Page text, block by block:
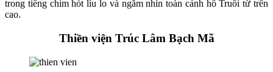
trong tiếng chim hót líu lo và ngắm nhìn toàn cảnh hồ Truồi từ trên
cao.
Thiền viện Trúc Lâm Bạch Mã